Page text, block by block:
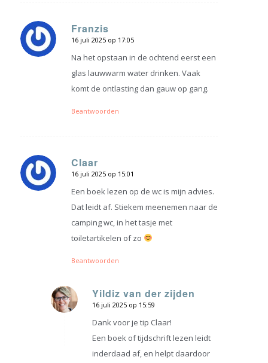
Franzis
zegt:
16 juli 2025 op 17:05
Na het opstaan in de ochtend eerst een
glas lauwwarm water drinken. Vaak
komt de ontlasting dan gauw op gang.
Beantwoorden
Claar
zegt:
16 juli 2025 op 15:01
Een boek lezen op de wc is mijn advies.
Dat leidt af. Stiekem meenemen naar de
camping wc, in het tasje met
toiletartikelen of zo
Beantwoorden
Yildiz van der zijden
zegt:
16 juli 2025 op 15:59
Dank voor je tip Claar!
Een boek of tijdschrift lezen leidt
inderdaad af, en helpt daardoor